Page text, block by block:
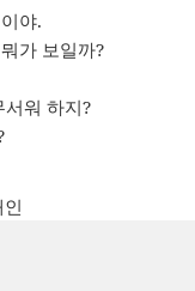
야.
가 보일까?
워 하지?
인